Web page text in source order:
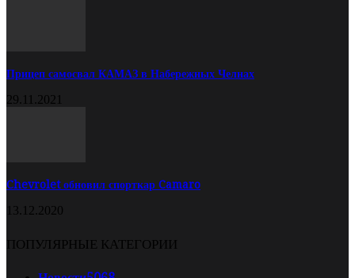
Прицеп самосвал КАМАЗ в Набережных Челнах
29.11.2021
Chevrolet обновил спорткар Camaro
13.12.2020
ПОПУЛЯРНЫЕ КАТЕГОРИИ